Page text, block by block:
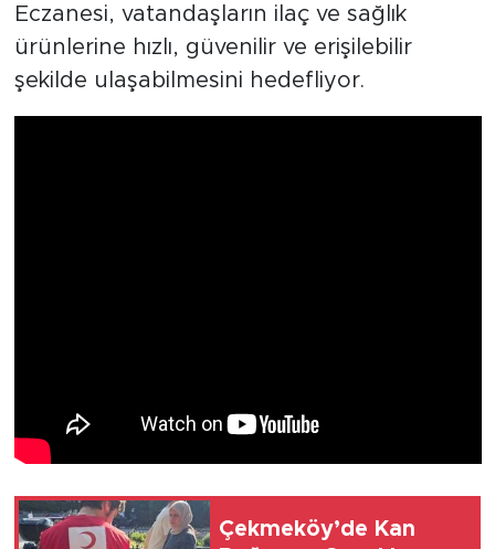
Eczanesi, vatandaşların ilaç ve sağlık
ürünlerine hızlı, güvenilir ve erişilebilir
şekilde ulaşabilmesini hedefliyor.
Çekmeköy’de Kan